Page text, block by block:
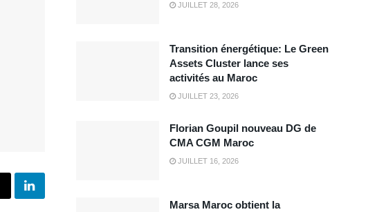
JUILLET 28, 2026
Transition énergétique: Le Green
Assets Cluster lance ses
activités au Maroc
JUILLET 23, 2026
Florian Goupil nouveau DG de
CMA CGM Maroc
JUILLET 16, 2026
Marsa Maroc obtient la